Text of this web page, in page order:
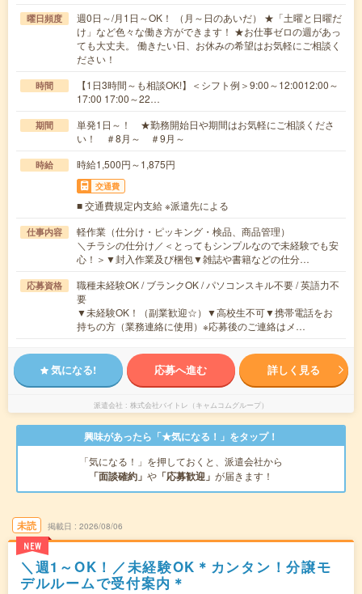
曜日頻度
週0日～/月1日～OK！ （月～日のあいだ） ★「土曜と日曜だ
け」など色々な働き方ができます！ ★お仕事ゼロの週があっ
ても大丈夫。 働きたい日、お休みの希望はお気軽にご相談く
ださい！
時間
【1日3時間～も相談OK!】＜シフト例＞9:00～12:0012:00～
17:00 17:00～22…
期間
単発1日～！ ★勤務開始日や期間はお気軽にご相談くださ
い！ ＃8月～ ＃9月～
時給 時給1,500円～1,875円
交通費
■ 交通費規定内支給 ※派遣先による
仕事内容
軽作業（仕分け・ピッキング・検品、商品管理）
＼チラシの仕分け／＜とってもシンプルなので未経験でも安
心！＞▼封入作業及び梱包▼雑誌や書籍などの仕分…
応募資格
職種未経験OK / ブランクOK / パソコンスキル不要 / 英語力不
要
▼未経験OK！（副業歓迎☆）▼高校生不可▼携帯電話をお
持ちの方（業務連絡に使用）※応募後のご連絡はメ…
気になる! 応募へ進む 詳しく見る
派遣会社 株式会社バイトレ（キャムコムグループ）
興味があったら「★気になる！」をタップ！
「気になる！」を押しておくと、派遣会社から
「面談確約」 や 「応募歓迎」 が届きます！
未読
NEW
掲載日 2026/08/06
＼週1～OK！／未経験OK＊カンタン！分譲モ
デルルームで受付案内＊